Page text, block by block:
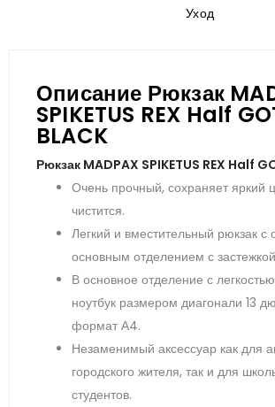
Уход
Описание Рюкзак
SPIKETUS REX Half
BLACK
Рюкзак MADPAX SPIKETUS REX Half
Очень прочный, сохраняет яркий
чистится.
Легкий и вместительный рюкзак с
основным отделением с
В основное отделение с
ноутбук размером диагонали 13
формат А4.
Незаменимый аксессуар как для
городского жителя, так и для
студентов.